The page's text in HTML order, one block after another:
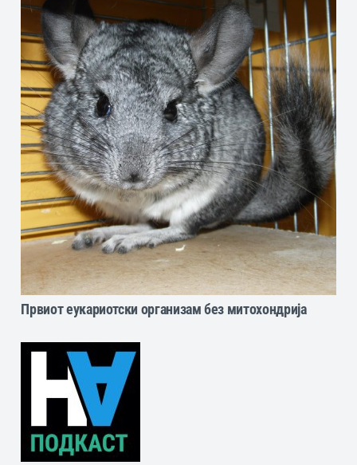
Првиот еукариотски организам без митохондрија